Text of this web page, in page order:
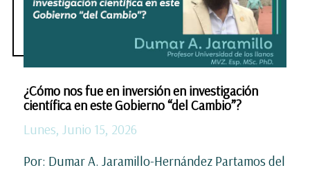
¿Cómo nos fue en inversión en investigación
científica en este Gobierno “del Cambio”?
Lunes, Junio 15, 2026
Por: Dumar A. Jaramillo-Hernández Partamos del